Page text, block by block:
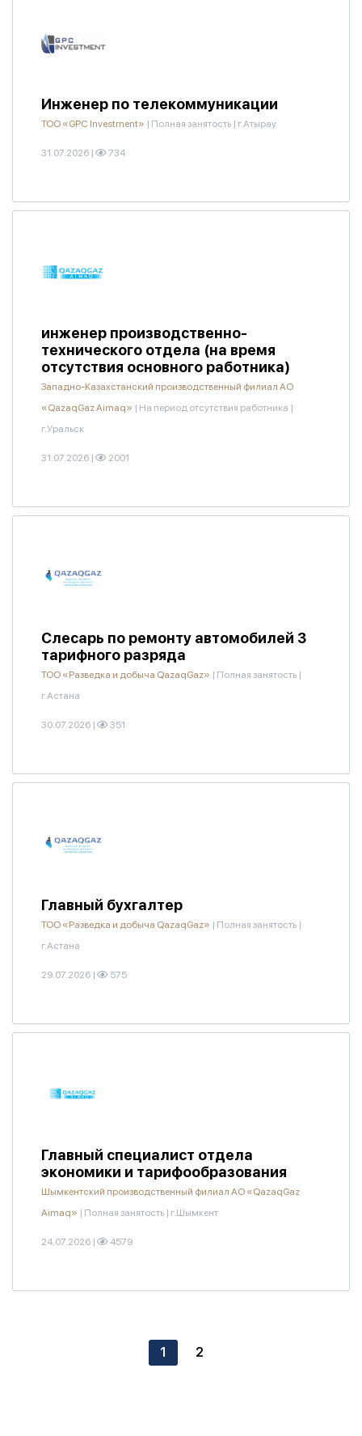
Инженер по телекоммуникации
ТОО «GPC Investment» | Полная занятость | г.Атырау
31.07.2026 | 734
инженер производственно-
технического отдела (на время
отсутствия основного работника)
Западно-Казахстанский производственный филиал АО
«QazaqGaz Aimaq» | На период отсутствия работника |
г.Уральск
31.07.2026 | 2001
Слесарь по ремонту автомобилей 3
тарифного разряда
ТОО «Разведка и добыча QazaqGaz» | Полная занятость |
г.Астана
30.07.2026 | 351
Главный бухгалтер
ТОО «Разведка и добыча QazaqGaz» | Полная занятость |
г.Астана
29.07.2026 | 575
Главный специалист отдела
экономики и тарифообразования
Шымкентский производственный филиал АО «QazaqGaz
Aimaq» | Полная занятость | г.Шымкент
24.07.2026 | 4579
1 2